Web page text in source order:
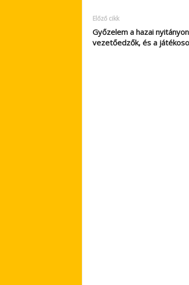
Előző cikk
Győzelem a hazai
vezetőedzők, és a